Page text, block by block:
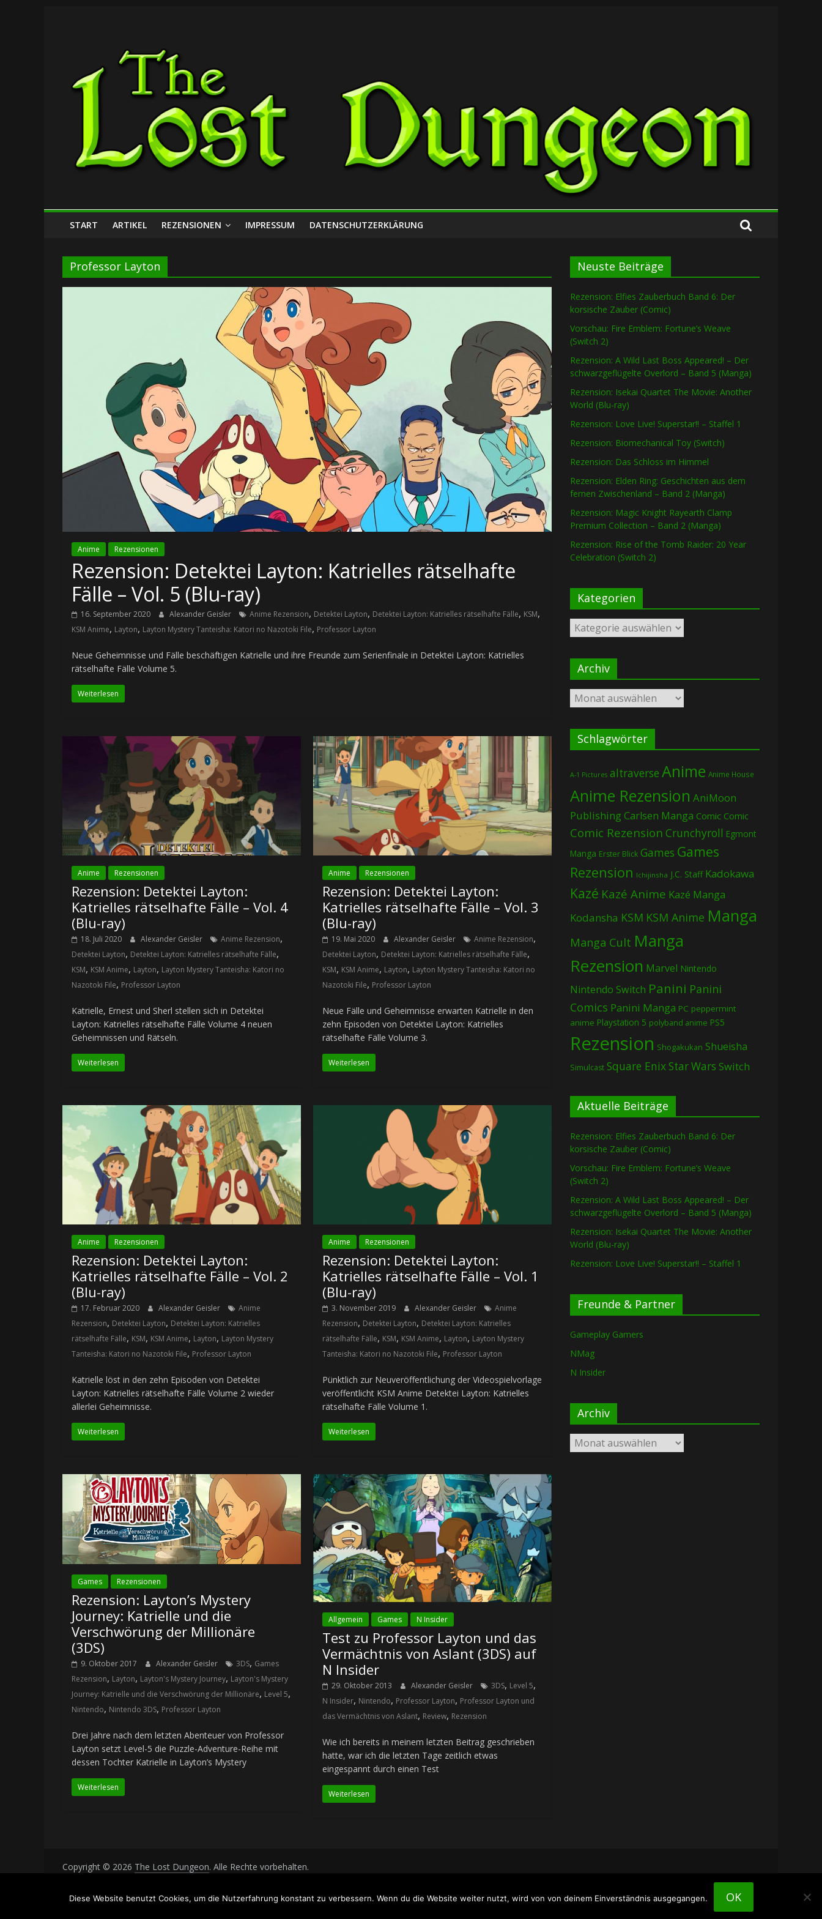
Lost
Dungeon
START ARTIKEL REZENSIONEN IMPRESSUM DATENSCHUTZERKLÄRUNG
Professor Layton
Anime Rezensionen
Rezension: Detektei Layton: Katrielles rätselhafte
Fälle – Vol. 5 (Blu-ray)
16. September 2020 Alexander Geisler Anime Rezension, Detektei Layton, Detektei Layton: Katrielles rätselhafte Fälle, KSM,
KSM Anime, Layton, Layton Mystery Tanteisha: Katori no Nazotoki File, Professor Layton
Neue Geheimnisse und Fälle beschäftigen Katrielle und ihre Freunde zum Serienfinale in Detektei Layton: Katrielles
rätselhafte Fälle Volume 5.
Weiterlesen
Anime Rezensionen
Rezension: Detektei Layton:
Katrielles rätselhafte Fälle – Vol. 4
(Blu-ray)
18. Juli 2020 Alexander Geisler Anime Rezension,
Detektei Layton, Detektei Layton: Katrielles rätselhafte Fälle,
KSM, KSM Anime, Layton, Layton Mystery Tanteisha: Katori no
Nazotoki File, Professor Layton
Katrielle, Ernest und Sherl stellen sich in Detektei
Layton: Katrielles rätselhafte Fälle Volume 4 neuen
Geheimnissen und Rätseln.
Weiterlesen
Anime Rezensionen
Rezension: Detektei Layton:
Katrielles rätselhafte Fälle – Vol. 3
(Blu-ray)
19. Mai 2020 Alexander Geisler Anime Rezension,
Detektei Layton, Detektei Layton: Katrielles rätselhafte Fälle,
KSM, KSM Anime, Layton, Layton Mystery Tanteisha: Katori no
Nazotoki File, Professor Layton
Neue Fälle und Geheimnisse erwarten Katrielle in den
zehn Episoden von Detektei Layton: Katrielles
rätselhafte Fälle Volume 3.
Weiterlesen
Anime Rezensionen
Rezension: Detektei Layton:
Katrielles rätselhafte Fälle – Vol. 2
(Blu-ray)
17. Februar 2020 Alexander Geisler
Anime
Rezension, Detektei Layton, Detektei Layton: Katrielles
rätselhafte Fälle, KSM, KSM Anime, Layton, Layton Mystery
Tanteisha: Katori no Nazotoki File, Professor Layton
Katrielle löst in den zehn Episoden von Detektei
Layton: Katrielles rätselhafte Fälle Volume 2 wieder
allerlei Geheimnisse.
Weiterlesen
Anime Rezensionen
Rezension: Detektei Layton:
Katrielles rätselhafte Fälle – Vol. 1
(Blu-ray)
3. November 2019 Alexander Geisler
Anime
Rezension, Detektei Layton, Detektei Layton: Katrielles
rätselhafte Fälle, KSM, KSM Anime, Layton, Layton Mystery
Tanteisha: Katori no Nazotoki File, Professor Layton
Pünktlich zur Neuveröffentlichung der Videospielvorlage
veröffentlicht KSM Anime Detektei Layton: Katrielles
rätselhafte Fälle Volume 1.
Weiterlesen
Games Rezensionen
Rezension: Layton’s Mystery
Journey: Katrielle und die
Verschwörung der Millionäre
(3DS)
9. Oktober 2017 Alexander Geisler 3DS, Games
Rezension, Layton, Layton's Mystery Journey, Layton's Mystery
Journey: Katrielle und die Verschwörung der Millionäre, Level 5,
Nintendo, Nintendo 3DS, Professor Layton
Drei Jahre nach dem letzten Abenteuer von Professor
Layton setzt Level-5 die Puzzle-Adventure-Reihe mit
dessen Tochter Katrielle in Layton’s Mystery
Weiterlesen
Allgemein Games N Insider
Test zu Professor Layton und das
Vermächtnis von Aslant (3DS) auf
N Insider
29. Oktober 2013 Alexander Geisler 3DS, Level 5,
N Insider, Nintendo, Professor Layton, Professor Layton und
das Vermächtnis von Aslant, Review, Rezension
Wie ich bereits in meinem letzten Beitrag geschrieben
hatte, war ich die letzten Tage zeitlich etwas
eingespannt durch einen Test
Weiterlesen
Neuste Beiträge
Rezension: Elfies Zauberbuch Band 6: Der
korsische Zauber (Comic)
Vorschau: Fire Emblem: Fortune’s Weave
(Switch 2)
Rezension: A Wild Last Boss Appeared! – Der
schwarzgeflügelte Overlord – Band 5 (Manga)
Rezension: Isekai Quartet The Movie: Another
World (Blu-ray)
Rezension: Love Live! Superstar!! – Staffel 1
Rezension: Biomechanical Toy (Switch)
Rezension: Das Schloss im Himmel
Rezension: Elden Ring: Geschichten aus dem
fernen Zwischenland – Band 2 (Manga)
Rezension: Magic Knight Rayearth Clamp
Premium Collection – Band 2 (Manga)
Rezension: Rise of the Tomb Raider: 20 Year
Celebration (Switch 2)
Kategorien
Kategorien
Archiv
Archiv
Schlagwörter
A-1 Pictures altraverse Anime Anime House
Anime Rezension AniMoon
PublishingCarlsen Manga Comic Comic
Comic Rezension Crunchyroll Egmont
Manga Erster Blick Games Games
Rezension Ichijinsha J.C. Staff Kadokawa
Kazé Kazé Anime Kazé Manga
Kodansha KSM KSM Anime Manga
Manga Cult Manga
Rezension Marvel Nintendo
Nintendo Switch Panini Panini
Comics Panini Manga PC peppermint
anime Playstation 5 polyband anime PS5
Rezension Shogakukan Shueisha
Simulcast Square EnixStar Wars Switch
Aktuelle Beiträge
Rezension: Elfies Zauberbuch Band 6: Der
korsische Zauber (Comic)
Vorschau: Fire Emblem: Fortune’s Weave
(Switch 2)
Rezension: A Wild Last Boss Appeared! – Der
schwarzgeflügelte Overlord – Band 5 (Manga)
Rezension: Isekai Quartet The Movie: Another
World (Blu-ray)
Rezension: Love Live! Superstar!! – Staffel 1
Freunde & Partner
Gameplay Gamers
NMag
N Insider
Archiv
Archiv
Copyright © 2026 The Lost Dungeon. Alle Rechte vorbehalten.
Diese Website benutzt Cookies, um die Nutzerfahrung konstant zu verbessern. Wenn du die Website weiter nutzt, wird von von deinem Einverständnis ausgegangen. OK